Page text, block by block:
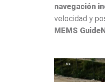
navegación
velocidad y
MEMS